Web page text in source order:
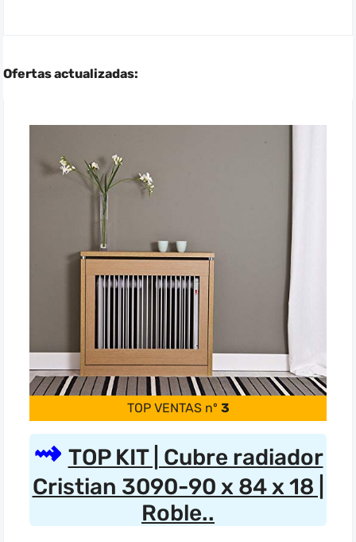
Ofertas actualizadas:
TOP VENTAS nº 3
TOP KIT | Cubre radiador
Cristian 3090-90 x 84 x 18 |
Roble..